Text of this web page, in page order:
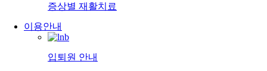
증상별 재활치료
이용안내
입퇴원 안내